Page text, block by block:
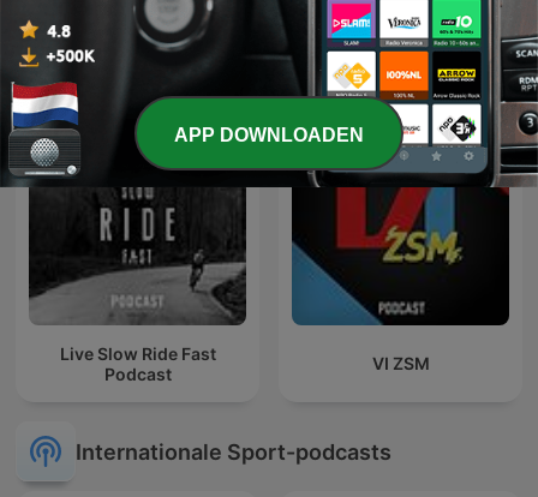
In Het Wiel Dick Voormekaar Podcast
Live Slow Ride Fast
Podcast
VI ZSM
Internationale Sport-podcasts
APP DOWNLOADEN